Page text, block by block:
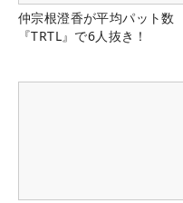
仲宗根澄香が平均パット数
『TRTL』で6人抜き！